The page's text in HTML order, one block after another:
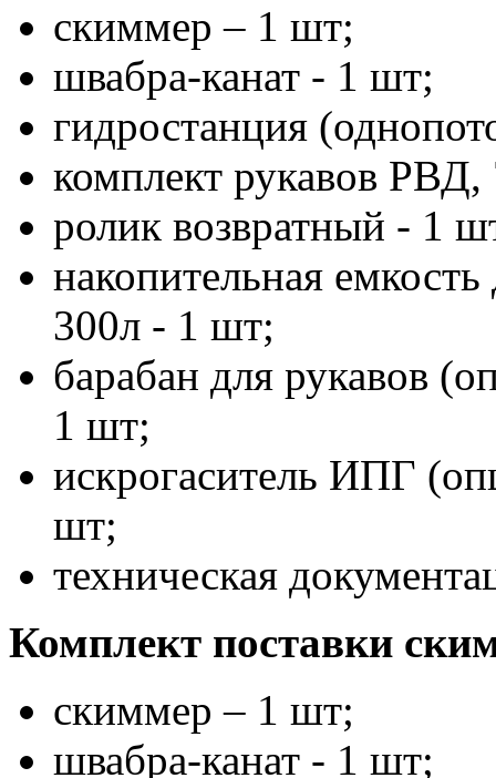
скиммер – 1 шт;
швабра-канат - 1 шт;
гидростанция
комплект рукавов
ролик возвратный - 1
накопительная
300л - 1 шт;
барабан для рукавов
1 шт;
искрогаситель ИПГ
шт;
техническая
Комплект поставки
скиммер – 1 шт;
швабра-канат - 1 шт;